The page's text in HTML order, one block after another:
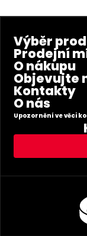
Výběr
Prodejní
O nákupu
Objevujte
Kontakty
O nás
Upozornění ve věci